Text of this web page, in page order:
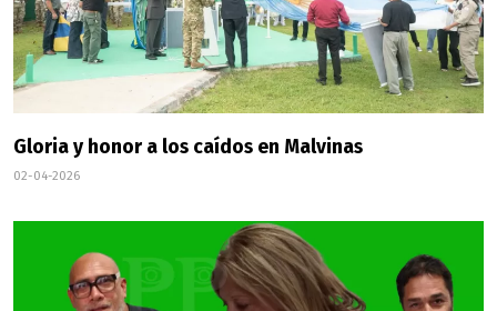
Gloria y honor a los caídos en Malvinas
02-04-2026